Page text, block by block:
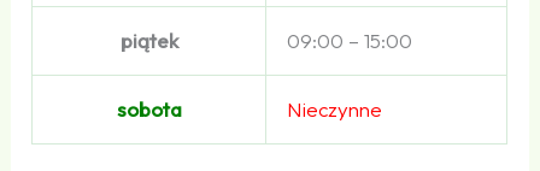
piątek 09:00 – 15:00
sobota Nieczynne